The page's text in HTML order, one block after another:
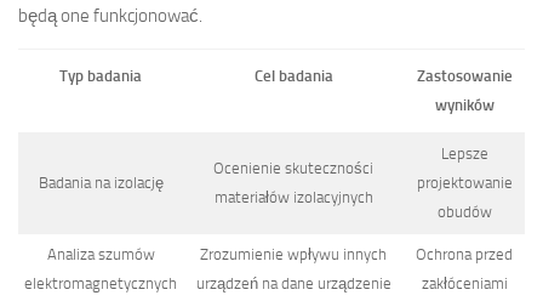
będą one funkcjonować.
Typ badania Cel badania
Zastosowanie
wyników
Badania na izolację
Ocenienie skuteczności
materiałów izolacyjnych
Lepsze
projektowanie
obudów
Analiza szumów
elektromagnetycznych
Zrozumienie wpływu innych
urządzeń na dane urządzenie
Ochrona przed
zakłóceniami